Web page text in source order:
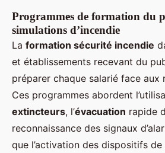
Programmes de formation du
simulations d’incendie
La formation sécurité incendie
et établissements recevant du
préparer chaque salarié face aux
Ces programmes abordent
extincteurs, l’évacuation rapide
reconnaissance des signaux
que l’activation des dispositifs